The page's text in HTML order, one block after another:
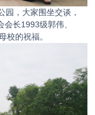
园，大家围坐交谈，
长1993级郭伟、
校的祝福。